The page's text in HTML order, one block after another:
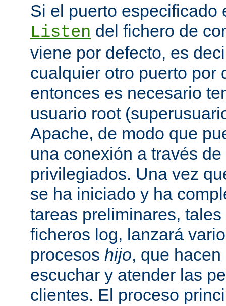
Si el puerto especificado
Listen del fichero de
viene por defecto, es
cualquier otro puerto por
entonces es necesario
usuario root
Apache, de modo que
una conexión a través
privilegiados. Una vez
se ha iniciado y ha
tareas preliminares,
ficheros log, lanzará
procesos hijo, que
escuchar y atender las
clientes. El proceso